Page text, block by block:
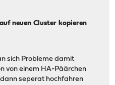
neuen Cluster kopieren
sich Probleme damit
von einem HA-Päärchen
seperat hochfahren